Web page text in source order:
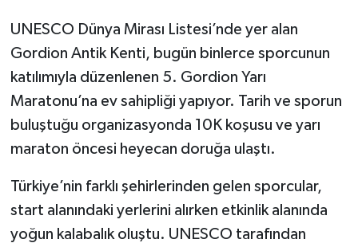
UNESCO Dünya Mirası Listesi’nde yer alan
Gordion Antik Kenti, bugün binlerce sporcunun
katılımıyla düzenlenen 5. Gordion Yarı
Maratonu’na ev sahipliği yapıyor. Tarih ve sporun
buluştuğu organizasyonda 10K koşusu ve yarı
maraton öncesi heyecan doruğa ulaştı.
Türkiye’nin farklı şehirlerinden gelen sporcular,
start alanındaki yerlerini alırken etkinlik alanında
yoğun kalabalık oluştu. UNESCO tarafından
Seri İlan
Siyaset
Sokak Hayvanlarını Sahiplendirme
Sonsöz Özel
Spor
Vasıta